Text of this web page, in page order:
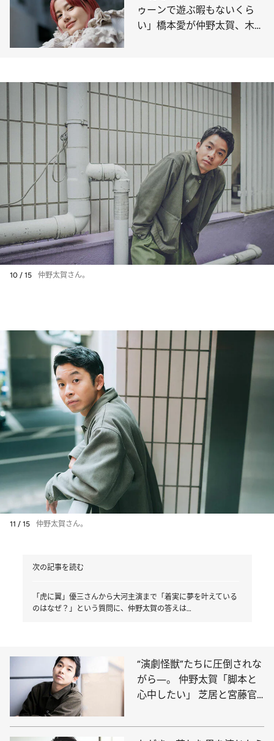
ゥーンで遊ぶ暇もないくら
い」橋本愛が仲野太賀、木竜
10 / 15 仲野太賀さん。
11 / 15 仲野太賀さん。
次の記事を読む
「虎に翼」優三さんから大河主演まで「着実に夢を叶えている
のはなぜ？」という質問に、仲野太賀の答えは…
“演劇怪獣”たちに圧倒されな
がら―。 仲野太賀「脚本と
心中したい」 芝居と宮藤官